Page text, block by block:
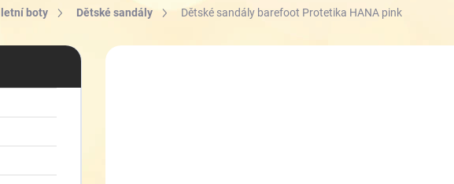
letní boty Dětské sandály Dětské sandály barefoot Protetika HANA pink
ZNAČKA: